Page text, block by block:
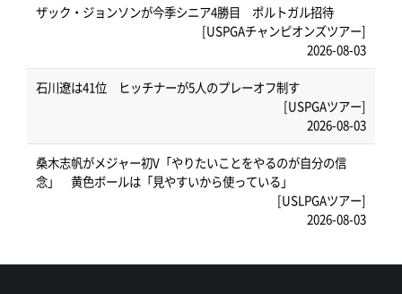
ザック・ジョンソンが今季シニア4勝目 ポルトガル招待
[USPGAチャンピオンズツアー]
2026-08-03
石川遼は41位 ヒッチナーが5人のプレーオフ制す
[USPGAツアー]
2026-08-03
桑木志帆がメジャー初V「やりたいことをやるのが自分の信
念」 黄色ボールは「見やすいから使っている」
[USLPGAツアー]
2026-08-03